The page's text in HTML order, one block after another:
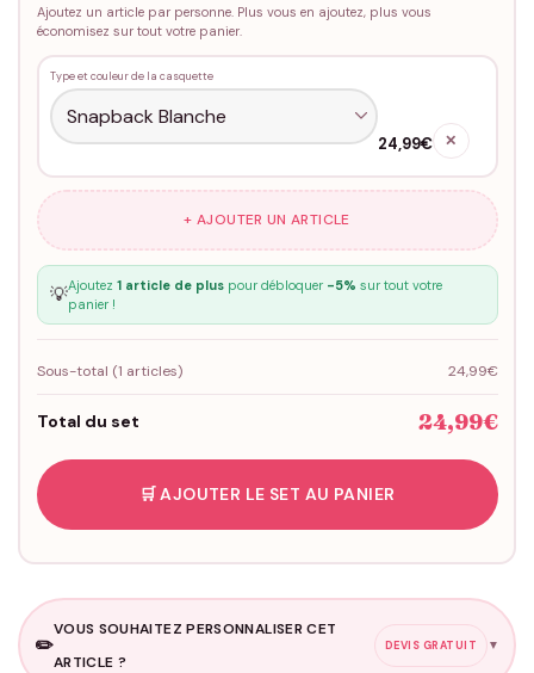
Ajoutez un article par personne. Plus vous en ajoutez, plus vous
économisez sur tout votre panier.
Type et couleur de la casquette
24,99€ ✕
+ AJOUTER UN ARTICLE
💡Ajoutez 1 article de pluspour débloquer -5% sur tout votre
panier !
Sous-total (1 articles) 24,99€
Total du set 24,99€
🛒 AJOUTER LE SET AU PANIER
✏️
VOUS SOUHAITEZ PERSONNALISER CET
ARTICLE ?
DEVIS GRATUIT ▼